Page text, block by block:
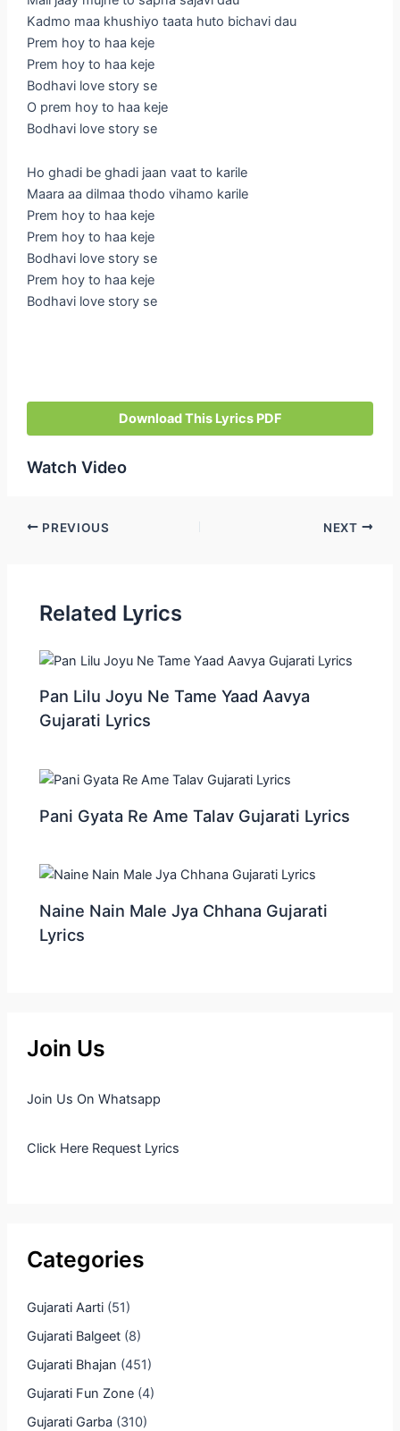
Kadmo maa khushiyo taata huto bichavi dau
Prem hoy to haa keje
Prem hoy to haa keje
Bodhavi love story se
O prem hoy to haa keje
Bodhavi love story se
Ho ghadi be ghadi jaan vaat to karile
Maara aa dilmaa thodo vihamo karile
Prem hoy to haa keje
Prem hoy to haa keje
Bodhavi love story se
Prem hoy to haa keje
Bodhavi love story se
Download This Lyrics PDF
Watch Video
Post
PREVIOUS NEXT
Related Lyrics
Pan Lilu Joyu Ne Tame Yaad Aavya
Gujarati Lyrics
Pani Gyata Re Ame Talav Gujarati Lyrics
Naine Nain Male Jya Chhana Gujarati
Lyrics
Join Us
Join Us On Whatsapp
Click Here Request Lyrics
Categories
Gujarati Aarti(51)
Gujarati Balgeet(8)
Gujarati Bhajan (451)
Gujarati Fun Zone(4)
Gujarati Garba (310)